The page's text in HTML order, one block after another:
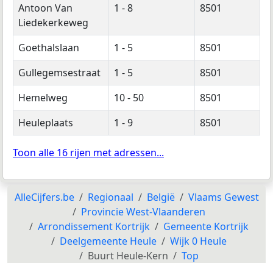
Antoon Van
Liedekerkeweg
1 - 8 8501
Goethalslaan 1 - 5
8501
Gullegemsestraat
1 - 5
8501
Hemelweg
10 - 50
8501
Heuleplaats
1 - 9 8501
Toon alle 16 rijen met adressen...
AlleCijfers.be Regionaal België
Vlaams Gewest
Provincie West-Vlaanderen
Arrondissement Kortrijk
Gemeente Kortrijk
Deelgemeente Heule
Wijk 0 Heule
Buurt Heule-Kern
Top